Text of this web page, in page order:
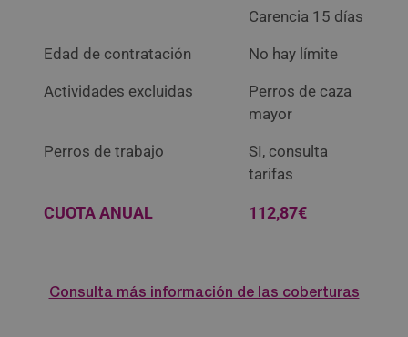
Carencia 15 días
Edad de contratación No hay límite
Actividades excluidas
Perros de caza
mayor
Perros de trabajo
SI, consulta
tarifas
CUOTA ANUAL 112,87€
Consulta más información de las coberturas